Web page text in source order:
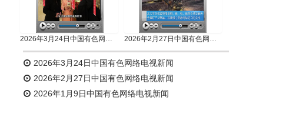
2026年3月24日中国有色网络电视新闻 2026年2月27日中国有色网络电视新闻
2026年3月24日中国有色网络电视新闻
2026年2月27日中国有色网络电视新闻
2026年1月9日中国有色网络电视新闻